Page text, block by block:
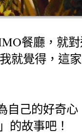
餐廳，就
就覺得，這
自己的好奇
的故事吧！